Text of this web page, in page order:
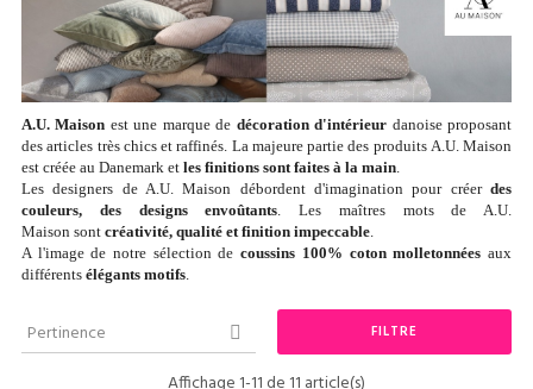
A.U. Maison est une marque de décoration d'intérieur danoise proposant
des articles très chics et raffinés. La majeure partie des produits A.U. Maison
est créée au Danemark et les finitions sont faites à la main.
Les designers de A.U. Maison débordent d'imagination pour créer des
couleurs, des designs envoûtants. Les maîtres mots de A.U.
Maison sont créativité, qualité et finition impeccable.
A l'image de notre sélection decoussins 100% cotonmolletonnées aux
différents élégants motifs.
Pertinence  FILTRE